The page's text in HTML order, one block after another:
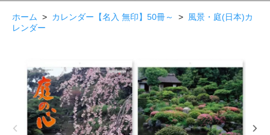
ホーム > カレンダー【名入 無印】50冊～ > 風景・庭(日本)カ
レンダー